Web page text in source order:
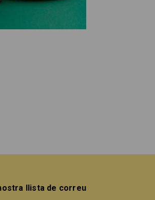
llista de correu